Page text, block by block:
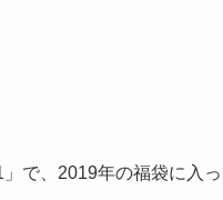
で、2019年の福袋に入っ